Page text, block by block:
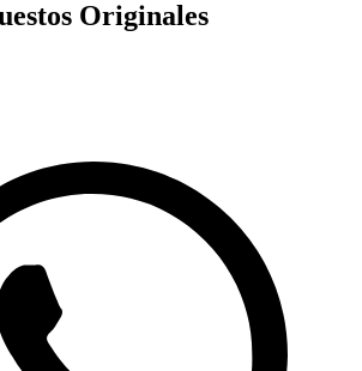
Originales